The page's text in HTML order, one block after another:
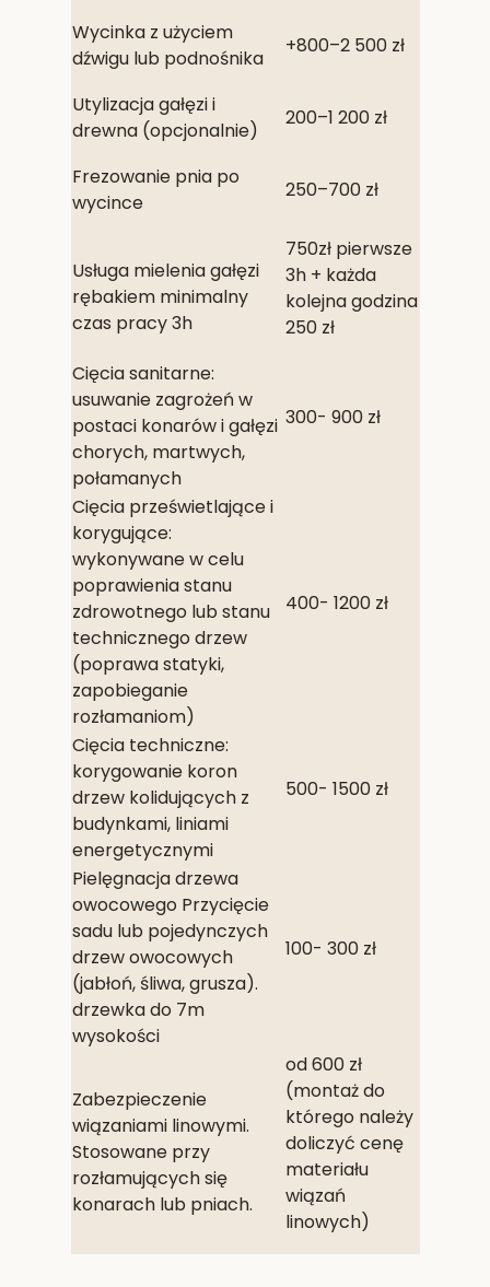
Wycinka z użyciem
dźwigu lub podnośnika
+800–2 500 zł
Utylizacja gałęzi i
drewna (opcjonalnie)
200–1 200 zł
Frezowanie pnia po
wycince
250–700 zł
Usługa mielenia gałęzi
rębakiem minimalny
czas pracy 3h
750zł pierwsze
3h + każda
kolejna godzina
250 zł
Cięcia sanitarne:
usuwanie zagrożeń w
postaci konarów i gałęzi
chorych, martwych,
połamanych
300- 900 zł
Cięcia prześwietlające i
korygujące:
wykonywane w celu
poprawienia stanu
zdrowotnego lub stanu
technicznego drzew
(poprawa statyki,
zapobieganie
rozłamaniom)
400- 1200 zł
Cięcia techniczne:
korygowanie koron
drzew kolidujących z
budynkami, liniami
energetycznymi
500- 1500 zł
Pielęgnacja drzewa
owocowego Przycięcie
sadu lub pojedynczych
drzew owocowych
(jabłoń, śliwa, grusza).
drzewka do 7m
wysokości
100- 300 zł
Zabezpieczenie
wiązaniami linowymi.
Stosowane przy
rozłamujących się
konarach lub pniach.
od 600 zł
(montaż do
którego należy
doliczyć cenę
materiału
wiązań
linowych)